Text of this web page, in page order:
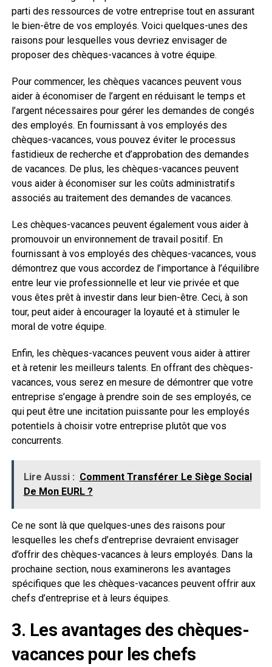
parti des ressources de votre entreprise tout en assurant
le bien-être de vos employés. Voici quelques-unes des
raisons pour lesquelles vous devriez envisager de
proposer des chèques-vacances à votre équipe.
Pour commencer, les chèques vacances peuvent vous
aider à économiser de l’argent en réduisant le temps et
l’argent nécessaires pour gérer les demandes de congés
des employés. En fournissant à vos employés des
chèques-vacances, vous pouvez éviter le processus
fastidieux de recherche et d’approbation des demandes
de vacances. De plus, les chèques-vacances peuvent
vous aider à économiser sur les coûts administratifs
associés au traitement des demandes de vacances.
Les chèques-vacances peuvent également vous aider à
promouvoir un environnement de travail positif. En
fournissant à vos employés des chèques-vacances, vous
démontrez que vous accordez de l’importance à l’équilibre
entre leur vie professionnelle et leur vie privée et que
vous êtes prêt à investir dans leur bien-être. Ceci, à son
tour, peut aider à encourager la loyauté et à stimuler le
moral de votre équipe.
Enfin, les chèques-vacances peuvent vous aider à attirer
et à retenir les meilleurs talents. En offrant des chèques-
vacances, vous serez en mesure de démontrer que votre
entreprise s’engage à prendre soin de ses employés, ce
qui peut être une incitation puissante pour les employés
potentiels à choisir votre entreprise plutôt que vos
concurrents.
Lire Aussi : Comment Transférer Le Siège Social
De Mon EURL ?
Ce ne sont là que quelques-unes des raisons pour
lesquelles les chefs d’entreprise devraient envisager
d’offrir des chèques-vacances à leurs employés. Dans la
prochaine section, nous examinerons les avantages
spécifiques que les chèques-vacances peuvent offrir aux
chefs d’entreprise et à leurs équipes.
3. Les avantages des chèques-
vacances pour les chefs